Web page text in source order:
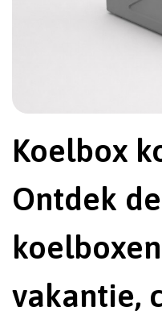
Koelbox
Ontdek
vakantie,